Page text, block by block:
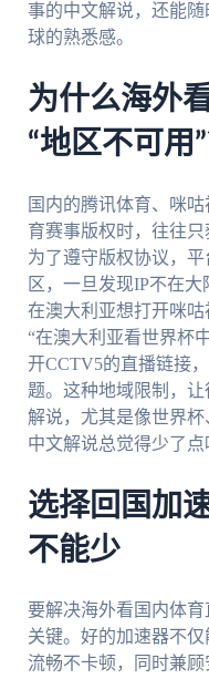
事的中文解说，还能
球的熟悉感。
为什么海外
“地区不可用”
国内的腾讯体育、咪
育赛事版权时，往往只
为了遵守版权协议，
区，一旦发现IP不在
在澳大利亚想打开咪
“在澳大利亚看世界杯
开CCTV5的直播链接
题。这种地域限制，
解说，尤其是像世界
中文解说总觉得少了点
选择回国加
不能少
要解决海外看国内体
关键。好的加速器不
流畅不卡顿，同时兼顾